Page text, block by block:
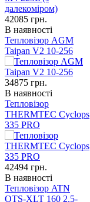
42085 грн.
В наявності
Тепловізор AGM
Taipan V2 10-256
34875 грн.
В наявності
Тепловізор
THERMTEC Cyclops
335 PRO
42494 грн.
В наявності
Тепловізор ATN
OTS-XLT 160 2.5-